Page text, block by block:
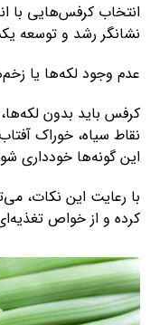
انتخاب کرفس‌هایی با
نشانگر رشد و توسعه
عدم وجود لکه‌ها یا
کرفس باید بدون
نقاط سیاه، خوراک
این گونه‌ها خودداری
با رعایت این نکات،
کرده و از خواص